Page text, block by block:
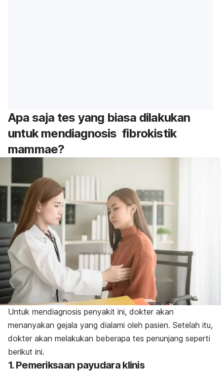
Apa saja tes yang biasa dilakukan
untuk mendiagnosis fibrokistik
mammae?
Untuk mendiagnosis penyakit ini, dokter akan
menanyakan gejala yang dialami oleh pasien. Setelah itu,
dokter akan melakukan beberapa tes penunjang seperti
berikut ini.
1. Pemeriksaan payudara klinis